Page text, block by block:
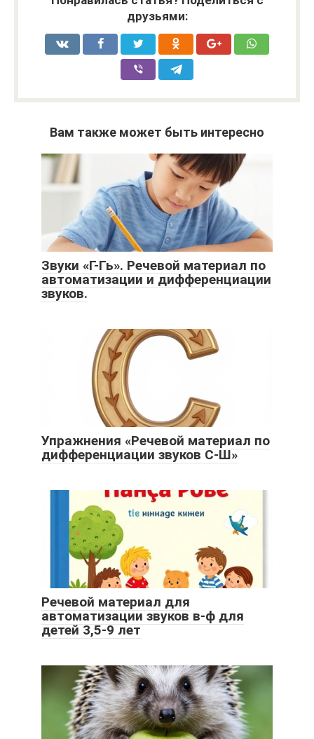
друзьями:
Вам также может быть интересно
Звуки «Г-Гь». Речевой материал по
автоматизации и дифференциации
звуков.
Упражнения «Речевой материал по
дифференциации звуков С-Ш»
Речевой материал для
автоматизации звуков в-ф для
детей 3,5-9 лет